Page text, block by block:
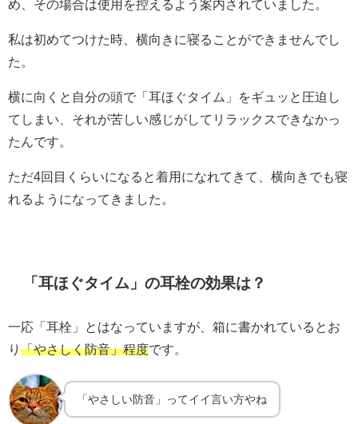
め、その場合は使用を控えるよう案内されていました。
私は初めてつけた時、横向きに寝ることができませんでし
た。
横に向くと自分の頭で「耳ほぐタイム」をギュッと圧迫し
てしまい、それが苦しい感じがしてリラックスできなかっ
たんです。
ただ4回目くらいになると着用になれてきて、横向きでも寝
れるようになってきました。
「耳ほぐタイム」の耳栓の効果は？
一応「耳栓」とはなっていますが、箱に書かれているとお
り 「やさしく防音」程度です。
「やさしい防音」ってイイ言い方やね